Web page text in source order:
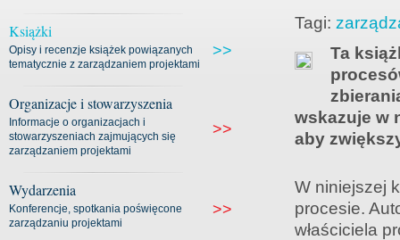
Książki
Opisy i recenzje książek powiązanych
tematycznie z zarządzaniem projektami
>>
Organizacje i stowarzyszenia
Informacje o organizacjach i
stowarzyszeniach zajmujących się
zarządzaniem projektami
>>
Wydarzenia
Konferencje, spotkania poświęcone
zarządzaniu projektami
>>
Tagi:
Ta
wskazuje w
aby
W niniejszej
procesie.
właściciela